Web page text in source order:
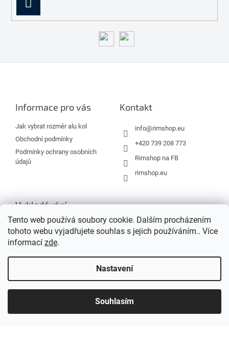
Tento web používá soubory cookie. Dalším procházením
tohoto webu vyjadřujete souhlas s jejich používáním.. Více
informací zde.
Nastavení
Souhlasím
SE
Informace pro vás
Jak vybrat rozměr alu kol
Obchodní podmínky
Podmínky ochrany osobních
údajů
Kontakt
info@rimshop.eu
+420 739 208 773
Rimshop na FB
rimshop.eu
Vyhledávání
HLEDAT
Vytvořil Shoptet